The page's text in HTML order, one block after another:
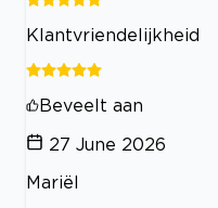
Klantvriendelijkheid
Beveelt aan
27 June 2026
Mariël